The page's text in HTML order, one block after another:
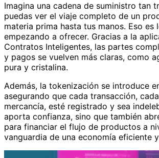
Imagina una cadena de suministro tan
puedas ver el viaje completo de un
materia prima hasta tus manos. Eso es
empezando a ofrecer. Gracias a la
Contratos Inteligentes, las partes
y pagos se vuelven más claras, como
pura y cristalina.
Además, la tokenización se introduce
asegurando que cada transacción,
mercancía, esté registrado y sea
aporta confianza, sino que también
para financiar el flujo de productos a
vanguardia de una economía eficiente